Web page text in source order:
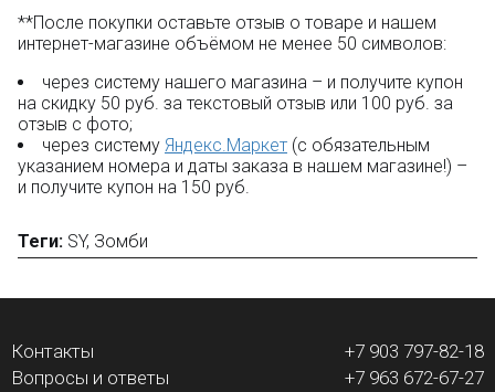
**После покупки оставьте отзыв о товаре и нашем
интернет-магазине объёмом не менее 50 символов:
через систему нашего магазина – и получите купон
на скидку 50 руб. за текстовый отзыв или 100 руб. за
отзыв с фото;
через систему Яндекс.Маркет (с обязательным
указанием номера и даты заказа в нашем магазине!) –
и получите купон на 150 руб.
Теги: SY, Зомби
Контакты
Вопросы и ответы
+7 903 797-82-18
+7 963 672-67-27